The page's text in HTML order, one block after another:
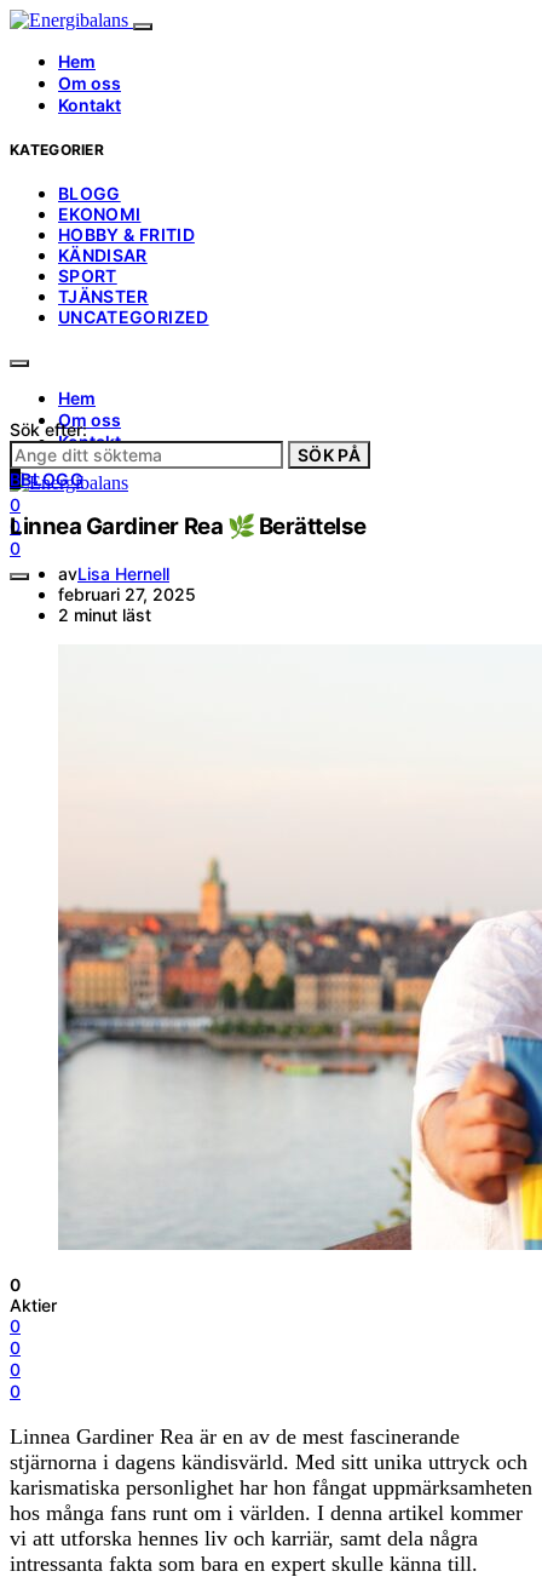
Hem
Om oss
Kontakt
KATEGORIER
BLOGG
EKONOMI
HOBBY & FRITID
KÄNDISAR
SPORT
TJÄNSTER
UNCATEGORIZED
Hem
Om oss
Kontakt
0
0
0
Sök efter:
SÖK PÅ
BBLOGG
Linnea Gardiner Rea 🌿 Berättelse
avLisa Hernell
februari 27, 2025
2 minut läst
0
Aktier
0
0
0
0
Linnea Gardiner Rea är en av de mest fascinerande
stjärnorna i dagens kändisvärld. Med sitt unika uttryck och
karismatiska personlighet har hon fångat uppmärksamheten
hos många fans runt om i världen. I denna artikel kommer
vi att utforska hennes liv och karriär, samt dela några
intressanta fakta som bara en expert skulle känna till.